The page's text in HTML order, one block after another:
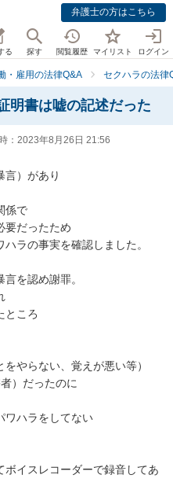
弁護士の方はこちら
る 探す 閲覧履歴 マイリスト ログイン
・雇用の法律Q&A セクハラの法律
明書は嘘の記述だった
： 2023年8月26日 21:56
言）があり
係で
要だったため
ラの事実を確認しました。
を認め謝罪。
ところ
やらない、覚えが悪い等）
）だったのに
ワハラをしてない
ボイスレコーダーで録音してあ